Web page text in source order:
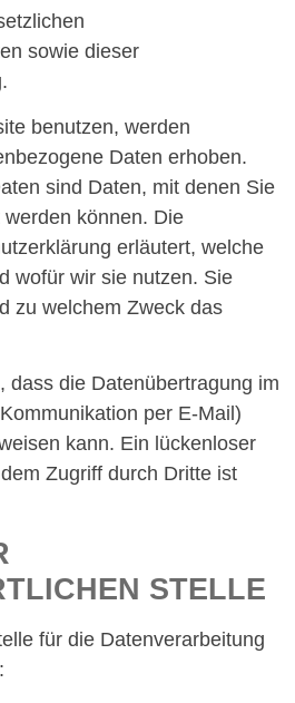
sowie dieser
benutzen, werden
Daten erhoben.
sind Daten, mit denen Sie
können. Die
erläutert, welche
wofür wir sie nutzen. Sie
zu welchem Zweck das
dass die Datenübertragung im
per E-Mail)
kann. Ein lückenloser
Zugriff durch Dritte ist
STELLE
für die Datenverarbeitung